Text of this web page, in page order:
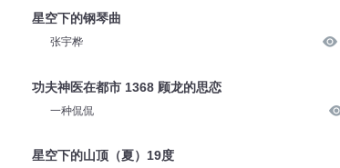
星空下的钢琴曲
张宇桦
功夫神医在都市 1368 顾龙的思恋
一种侃侃
星空下的山顶（夏）19度